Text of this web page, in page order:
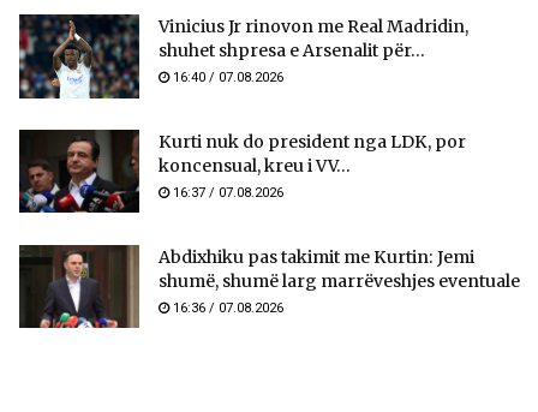
Vinicius Jr rinovon me Real Madridin,
shuhet shpresa e Arsenalit për...
16:40 / 07.08.2026
Kurti nuk do president nga LDK, por
koncensual, kreu i VV...
16:37 / 07.08.2026
Abdixhiku pas takimit me Kurtin: Jemi
shumë, shumë larg marrëveshjes eventuale
16:36 / 07.08.2026